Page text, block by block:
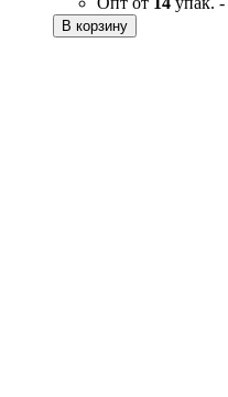
В корзину